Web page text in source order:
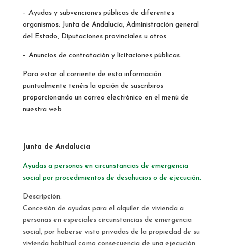
– Ayudas y subvenciones públicas de diferentes
organismos: Junta de Andalucía, Administración general
del Estado, Diputaciones provinciales u otros.
– Anuncios de contratación y licitaciones públicas.
Para estar al corriente de esta información
puntualmente tenéis la opción de suscribiros
proporcionando un correo electrónico en el menú de
nuestra web
Junta de Andalucía
Ayudas a personas en circunstancias de emergencia
social por procedimientos de desahucios o de ejecución.
Descripción:
Concesión de ayudas para el alquiler de vivienda a
personas en especiales circunstancias de emergencia
social, por haberse visto privadas de la propiedad de su
vivienda habitual como consecuencia de una ejecución